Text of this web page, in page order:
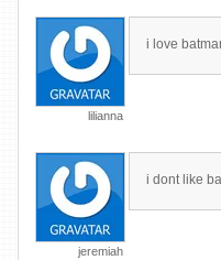
lilianna
i love
jeremiah
i dont like